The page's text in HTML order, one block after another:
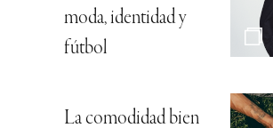
moda, identidad y
fútbol
La comodidad bien